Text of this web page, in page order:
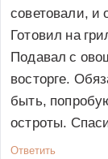
советовали, и
Готовил на
Подавал с
восторге.
быть,
остроты.
Ответить